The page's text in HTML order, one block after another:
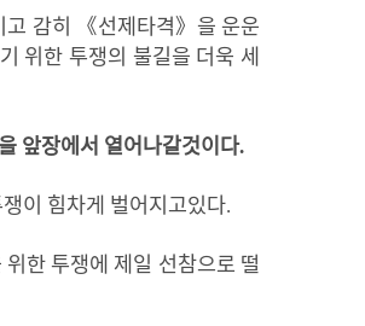
고 감히 《선제타격》 을 운운
위한 투쟁의 불길을 더욱 세
앞장에서 열어나갈것이다.
이 힘차게 벌어지 고있다.
위한 투쟁에 제일 선참으로 떨